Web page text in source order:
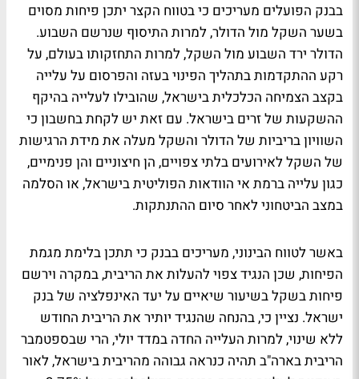
בבנק הפועלים מעריכים כי בטווח הקצר יתכן פיחות מסוים
בשער השקל מול הדולר, למרות התיסוף שנרשם השבוע.
הדולר ירד השבוע מול השקל, למרות התחזקותו בעולם, על
רקע ההתקדמות בתהליך הפינוי בעזה והפרסום על עלייה
בקצב הצמיחה הכלכלית בישראל, שהובילו לעלייה בהיקף
ההשקעות של זרים בישראל. עם זאת יש לקחת בחשבון כי
השוויון בריביות של הדולר והשקל מעלה את מידת הרגישות
של השקל לאירועים בלתי צפויים, הן חיצוניים והן פנימיים,
כגון עלייה ברמת אי הוודאות הפוליטית בישראל, או הסלמה
במצב הביטחוני לאחר סיום ההתנתקות.
באשר לטווח הבינוני, מעריכים בבנק כי תתכן בלימת מגמת
הפיחות, שכן הנגיד צפוי להעלות את הריבית, במקרה וירשם
פיחות בשקל בשיעור שיאיים על יעד האינפלציה של בנק
ישראל. נציין כי, בהנחה שהנגיד יותיר את הריבית החודש
ללא שינוי, למרות העלייה החדה במדד יולי, הרי שבספטמבר
הריבית בארה"ב תהיה כנראה גבוהה מהריבית בישראל, לאור